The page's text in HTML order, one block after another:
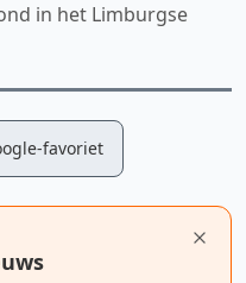
in het Limburgse
favoriet